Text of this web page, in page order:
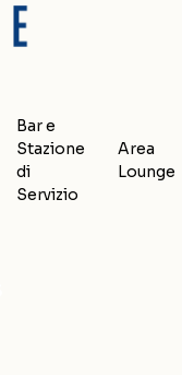
Bar e
Stazione
di
Servizio
Area
Lounge